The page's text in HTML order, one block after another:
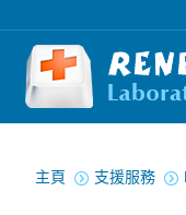
主頁 支援服務